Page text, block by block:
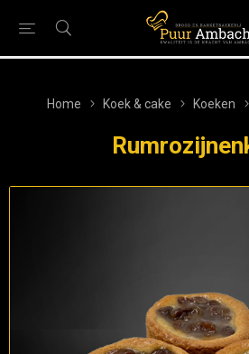
Home Koek & cake Koeken